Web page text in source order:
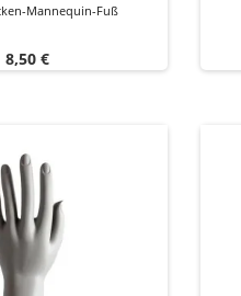
Mannequin-Fuß
Preis
8,50 €